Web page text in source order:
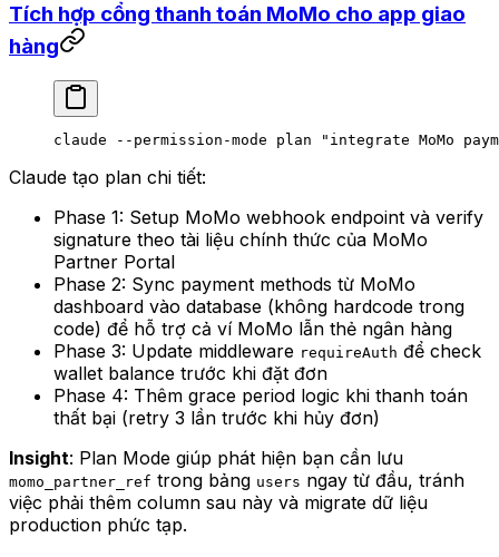
Tích hợp cổng thanh toán MoMo cho app giao
hàng
claude --permission-mode plan "integrate MoMo
Claude tạo plan chi tiết:
Phase 1: Setup MoMo webhook endpoint và verify
signature theo tài liệu chính thức của MoMo
Partner Portal
Phase 2: Sync payment methods từ MoMo
dashboard vào database (không hardcode trong
code) để hỗ trợ cả ví MoMo lẫn thẻ ngân hàng
Phase 3: Update middleware requireAuth để check
wallet balance trước khi đặt đơn
Phase 4: Thêm grace period logic khi thanh toán
thất bại (retry 3 lần trước khi hủy đơn)
Insight: Plan Mode giúp phát hiện bạn cần lưu
momo_partner_ref trong bảng users ngay từ đầu, tránh
việc phải thêm column sau này và migrate dữ liệu
production phức tạp.